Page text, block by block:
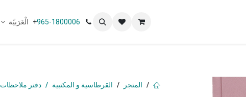
+965-1800006 الْعَرَبيّة
المتجر القرطاسية و المكتبية دفتر ملاحظات